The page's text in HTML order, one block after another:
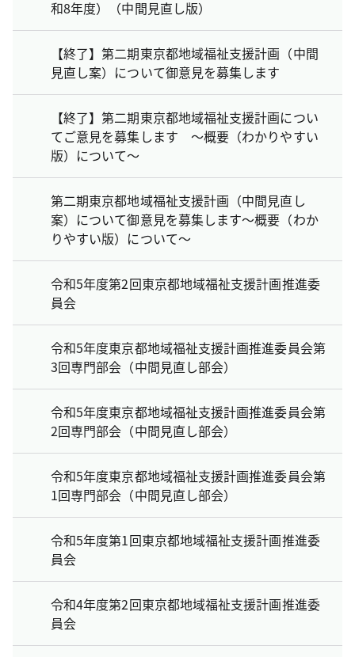
和8年度）（中間見直し版）
【終了】第二期東京都地域福祉支援計画（中間
見直し案）について御意見を募集します
【終了】第二期東京都地域福祉支援計画につい
てご意見を募集します ～概要（わかりやすい
版）について～
第二期東京都地域福祉支援計画（中間見直し
案）について御意見を募集します～概要（わか
りやすい版）について～
令和5年度第2回東京都地域福祉支援計画推進委
員会
令和5年度東京都地域福祉支援計画推進委員会第
3回専門部会（中間見直し部会）
令和5年度東京都地域福祉支援計画推進委員会第
2回専門部会（中間見直し部会）
令和5年度東京都地域福祉支援計画推進委員会第
1回専門部会（中間見直し部会）
令和5年度第1回東京都地域福祉支援計画推進委
員会
令和4年度第2回東京都地域福祉支援計画推進委
員会